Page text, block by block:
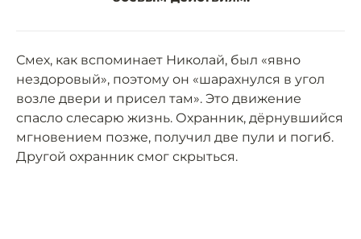
Смех, как вспоминает Николай, был «явно
нездоровый», поэтому он «шарахнулся в угол
возле двери и присел там». Это движение
спасло слесарю жизнь. Охранник, дёрнувшийся
мгновением позже, получил две пули и погиб.
Другой охранник смог скрыться.